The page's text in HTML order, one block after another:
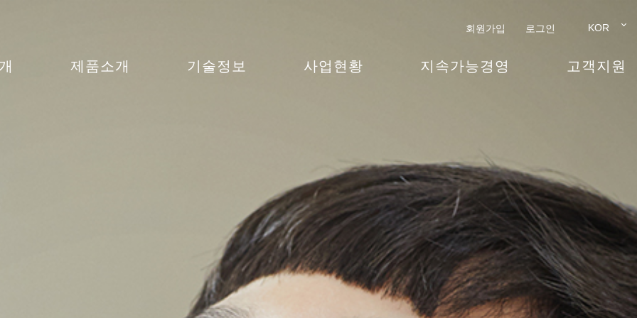
회원가입 로그인 KOR
제품소개 기술정보 사업현황 지속가능경영 고객지원